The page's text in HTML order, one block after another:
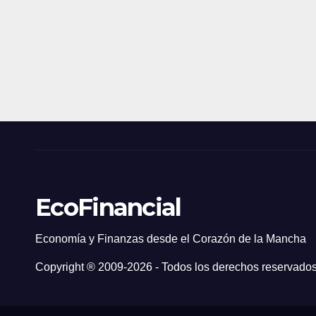
EcoFinancial
Economía y Finanzas desde el Corazón de la Mancha
Copyright ® 2009-2026 - Todos los derechos